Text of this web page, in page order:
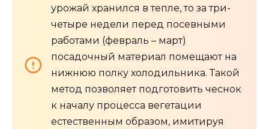
урожай хранился в тепле, то за три-
четыре недели перед посевными
работами (февраль – март)
посадочный материал помещают на
нижнюю полку холодильника. Такой
метод позволяет подготовить чеснок
к началу процесса вегетации
естественным образом, имитируя